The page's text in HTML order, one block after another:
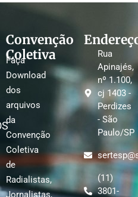
Convenção
Coletiva
Faça
Download
dos
arquivos
da
Convenção
Coletiva
de
Radialistas,
Jornalistas,
Rua
Apinajés,
nº 1.100,
cj 1403 -
Perdizes
- São
Paulo/SP
(11)
3801-